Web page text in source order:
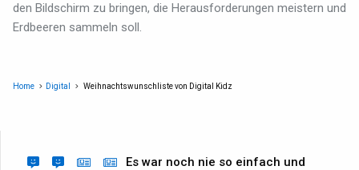
den Bildschirm zu bringen, die Herausforderungen meistern und
Erdbeeren sammeln soll.
Home Digital Weihnachtswunschliste von Digital Kidz
Es war noch nie so einfach und